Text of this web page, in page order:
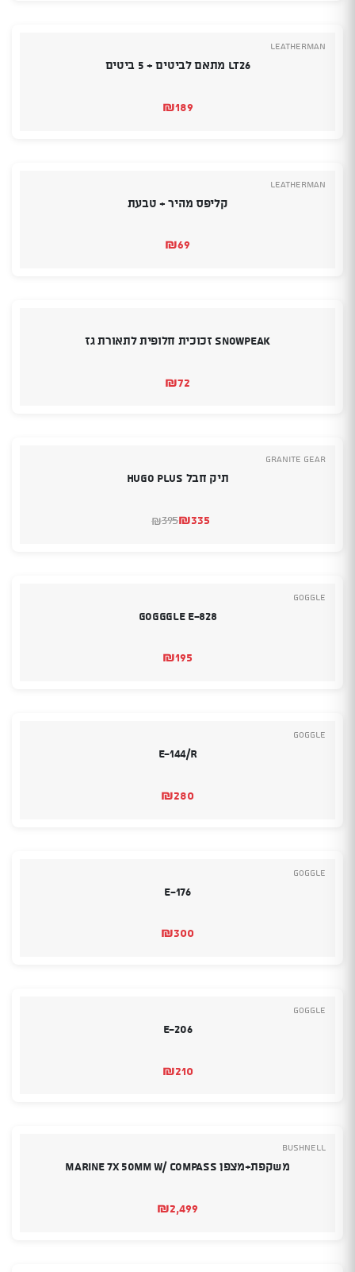
Leatherman
LT26 מתאם לביטים + 5 ביטים
₪189
Leatherman
קליפס מהיר + טבעת
₪69
SnowPeak זכוכית חלופית לתאורת גז
₪72
Granite Gear
תיק חבל Hugo Plus
₪395
המחיר₪335
המחיר
Goggle
Gogggle E-828
₪195
Goggle
E-144/R
₪280
Goggle
E-176
₪300
Goggle
E-206
₪210
Bushnell
משקפת+מצפן Marine 7x 50mm w/ Compass
₪2,499